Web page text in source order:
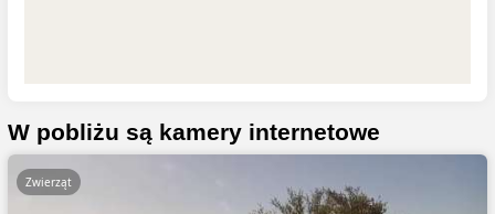
W pobliżu są kamery internetowe
Zwierząt